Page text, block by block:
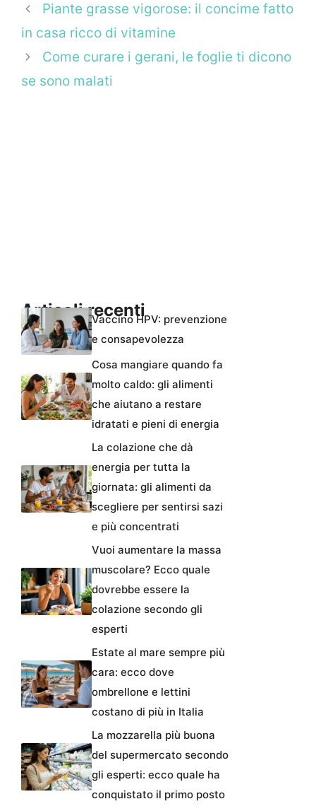
Piante grasse vigorose: il concime fatto
in casa ricco di vitamine
Come curare i gerani, le foglie ti dicono
se sono malati
Articoli recentiVaccino HPV: prevenzione
e consapevolezza
Cosa mangiare quando fa
molto caldo: gli alimenti
che aiutano a restare
idratati e pieni di energia
La colazione che dà
energia per tutta la
giornata: gli alimenti da
scegliere per sentirsi sazi
e più concentrati
Vuoi aumentare la massa
muscolare? Ecco quale
dovrebbe essere la
colazione secondo gli
esperti
Estate al mare sempre più
cara: ecco dove
ombrellone e lettini
costano di più in Italia
La mozzarella più buona
del supermercato secondo
gli esperti: ecco quale ha
conquistato il primo posto